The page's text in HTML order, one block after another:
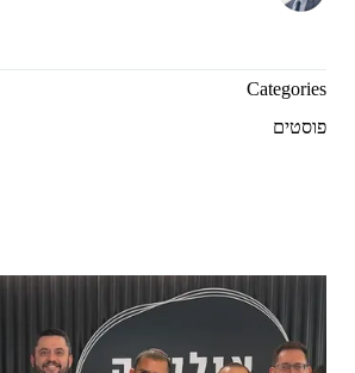
Categories
פוסטים